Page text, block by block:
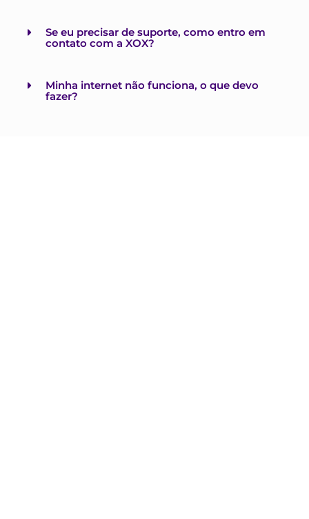
Se eu precisar de suporte, como entro em
contato com a XOX?
Minha internet não funciona, o que devo
fazer?